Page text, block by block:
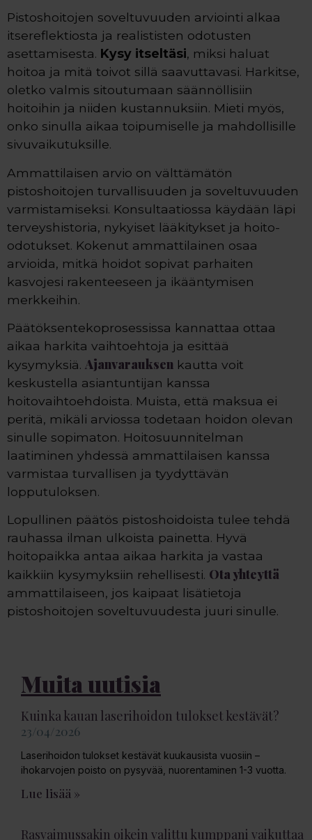
Pistoshoitojen soveltuvuuden arviointi alkaa
itsereflektiosta ja realististen odotusten
asettamisesta. Kysy itseltäsi, miksi haluat
hoitoa ja mitä toivot sillä saavuttavasi. Harkitse,
oletko valmis sitoutumaan säännöllisiin
hoitoihin ja niiden kustannuksiin. Mieti myös,
onko sinulla aikaa toipumiselle ja mahdollisille
sivuvaikutuksille.
Ammattilaisen arvio on välttämätön
pistoshoitojen turvallisuuden ja soveltuvuuden
varmistamiseksi. Konsultaatiossa käydään läpi
terveyshistoria, nykyiset lääkitykset ja hoito-
odotukset. Kokenut ammattilainen osaa
arvioida, mitkä hoidot sopivat parhaiten
kasvojesi rakenteeseen ja ikääntymisen
merkkeihin.
Päätöksentekoprosessissa kannattaa ottaa
aikaa harkita vaihtoehtoja ja esittää
kysymyksiä. Ajanvarauksen kautta voit
keskustella asiantuntijan kanssa
hoitovaihtoehdoista. Muista, että maksua ei
peritä, mikäli arviossa todetaan hoidon olevan
sinulle sopimaton. Hoitosuunnitelman
laatiminen yhdessä ammattilaisen kanssa
varmistaa turvallisen ja tyydyttävän
lopputuloksen.
Lopullinen päätös pistoshoidoista tulee tehdä
rauhassa ilman ulkoista painetta. Hyvä
hoitopaikka antaa aikaa harkita ja vastaa
kaikkiin kysymyksiin rehellisesti. Ota yhteyttä
ammattilaiseen, jos kaipaat lisätietoja
pistoshoitojen soveltuvuudesta juuri sinulle.
Muita uutisia
Kuinka kauan laserihoidon tulokset kestävät?
23/04/2026
Laserihoidon tulokset kestävät kuukausista vuosiin –
ihokarvojen poisto on pysyvää, nuorentaminen 1-3 vuotta.
Lue lisää »
Rasvaimussakin oikein valittu kumppani vaikuttaa